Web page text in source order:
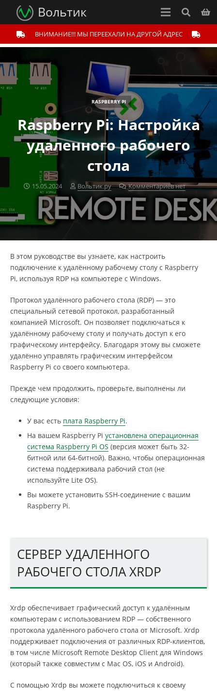
Вольтик
ВНИМАНИЕ!!! МЫ ПЕРЕЕХАЛИ НА ДРУГОЙ АДРЕС
Raspberry Pi: Настройка
удаленного рабочего
стола
15.05.2024 Вольтик.ру
RASPBERRY PI
Комментариев нет
В этом руководстве вы узнаете, как настроить
подключение к удалённому рабочему столу с Raspberry
Pi, используя RDP на компьютере с Windows.
Протокол удалённого рабочего стола (RDP) — это
специальный сетевой протокол, разработанный
компанией Microsoft. Он позволяет подключаться к
удалённому рабочему столу и получать доступ к его
графическому интерфейсу. Благодаря этому вы сможете
удалённо управлять графическим интерфейсом
Raspberry Pi со своего компьютера.
Прежде чем продолжить, проверьте, выполнены ли
следующие условия:
У вас есть плата Raspberry Pi.
На вашем Raspberry Pi установлена операционная
система Raspberry Pi OS (версия может быть 32-
битной или 64-битной). Важно, чтобы операционная
система поддерживала рабочий стол (не
используйте Lite OS).
Вы можете установить SSH-соединение с вашим
Raspberry Pi.
СЕРВЕР УДАЛЕННОГО
РАБОЧЕГО СТОЛА XRDP
Xrdp обеспечивает графический доступ к удалённым
компьютерам с использованием RDP — собственного
протокола удалённого рабочего стола от Microsoft. Xrdp
поддерживает подключения от различных RDP-клиентов,
в том числе Microsoft Remote Desktop Client для Windows
(который также совместим с Mac OS, iOS и Android).
С помощью Xrdp вы можете подключиться к своему